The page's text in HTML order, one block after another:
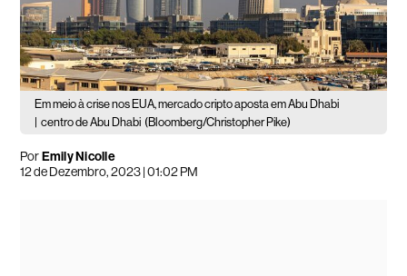
Em meio à crise nos EUA, mercado cripto aposta em Abu Dhabi
centro de Abu Dhabi (Bloomberg/Christopher Pike)
PorEmily Nicolle
12 de Dezembro, 2023 | 01:02 PM